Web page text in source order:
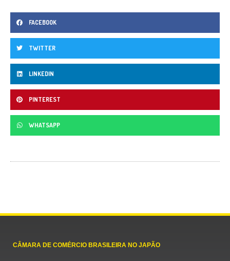
FACEBOOK
TWITTER
LINKEDIN
PINTEREST
WHATSAPP
CÂMARA DE COMÉRCIO BRASILEIRA NO JAPÃO